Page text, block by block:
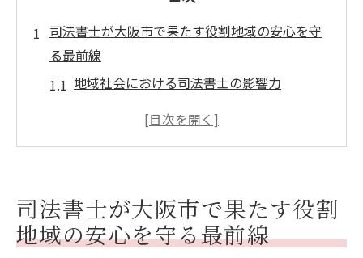
司法書士が大阪市で果たす役割地域の安心を守
る最前線
地域社会における司法書士の影響力
法的トラブルの未然防止と解決
地域住民からの信頼構築
大阪市の司法書士の一日不動産登記から相続手
司法書士が大阪市で果たす役割
地域の安心を守る最前線